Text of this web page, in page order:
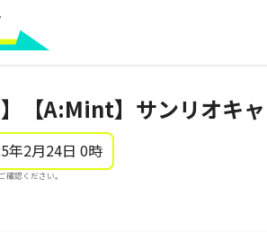
】【A:Mint】サンリオキ
年2月24日 0時
認ください。